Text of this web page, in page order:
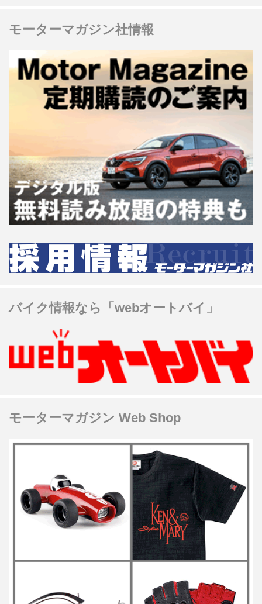
モーターマガジン社情報
バイク情報なら「webオートバイ」
モーターマガジン Web Shop